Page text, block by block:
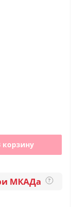
корзину
МКАДа ?